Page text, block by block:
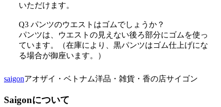
いただけます。
Q3 パンツのウエストはゴムでしょうか？
パンツは、ウエストの見えない後ろ部分にゴムを使っ
ています。（在庫により、黒パンツはゴム仕上げにな
る場合が御座います。）
saigonアオザイ・ベトナム洋品・雑貨・香の店サイゴン
Saigonについて